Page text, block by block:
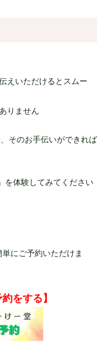
えいただけるとスムー
りません
そのお手伝いができれば
を体験してみてください
にご予約いただけま
をする】